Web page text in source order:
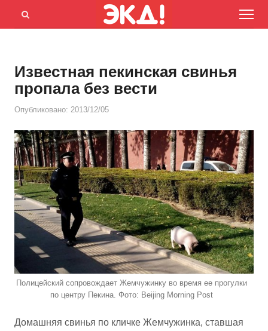
Menu
Открыть
Известная пекинская свинья
пропала без вести
Опубликовано: 2013/12/05
Полицейский сопровождает Жемчужинку во время ее прогулки
по центру Пекина. Фото: Beijing Morning Post
Домашняя свинья по кличке Жемчужинка, ставшая